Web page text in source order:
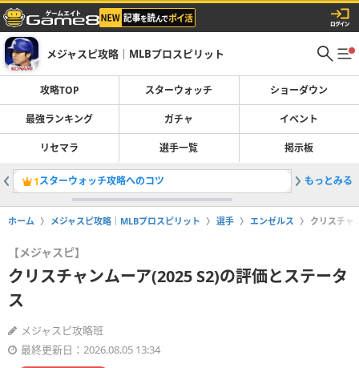
メジャスピ攻略｜MLBプロスピリット
攻略TOP スターウォッチ ショーダウン
最強ランキング ガチャ イベント
リセマラ 選手一覧 掲示板
1スターウォッチ攻略へのコツ 2レジェ
もっとみる
ホーム メジャスピ攻略｜MLBプロスピリット 選手 エンゼルス クリスチャ
【メジャスピ】
クリスチャンムーア(2025 S2)の評価とステータ
ス
メジャスピ攻略班
最終更新日：2026.08.05 13:34